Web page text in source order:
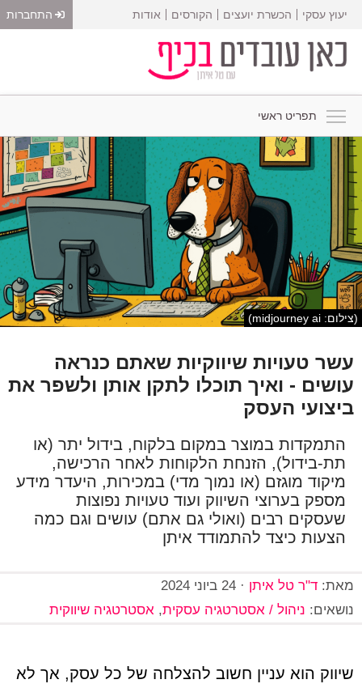
יעוץ עסקי הכשרת יועצים הקורסים אודות התחברות
תפריט ראשי
(צילום: midjourney ai)
עשר טעויות שיווקיות שאתם כנראה
עושים - ואיך תוכלו לתקן אותן ולשפר את
ביצועי העסק
התמקדות במוצר במקום בלקוח, בידול יתר (או
תת-בידול), הזנחת הלקוחות לאחר הרכישה,
מיקוד מוגזם (או נמוך מדי) במכירות, היעדר מידע
מספק בערוצי השיווק ועוד טעויות נפוצות
שעסקים רבים (ואולי גם אתם) עושים וגם כמה
הצעות כיצד להתמודד איתן
מאת: ד"ר טל איתן· 24 ביוני 2024
נושאים: ניהול / אסטרטגיה עסקית, אסטרטגיה שיווקית
שיווק הוא עניין חשוב להצלחה של כל עסק, אך לא